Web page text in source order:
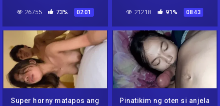
26755 73% 02:01 21218 91% 08:43
Super horny matapos ang
Pinatikim ng oten si anjela